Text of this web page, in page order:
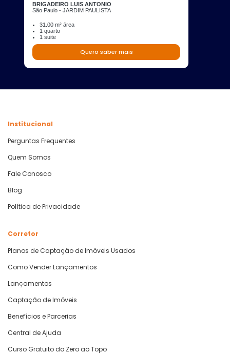
BRIGADEIRO LUIS ANTONIO
São Paulo - JARDIM PAULISTA
31.00 m² área
1 quarto
1 suite
Quero saber mais
Institucional
Perguntas Frequentes
Quem Somos
Fale Conosco
Blog
Política de Privacidade
Corretor
Planos de Captação de Imóveis Usados
Como Vender Lançamentos
Lançamentos
Captação de Imóveis
Benefícios e Parcerias
Central de Ajuda
Curso Gratuito do Zero ao Topo